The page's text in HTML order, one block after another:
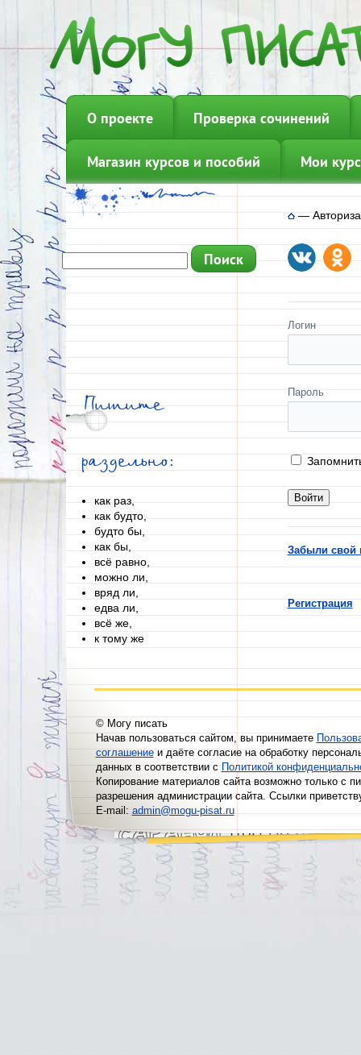
О проекте Проверка сочинений
Магазин курсов и пособий Мои
Пишите
раздельно:
как раз,
как будто,
будто бы,
как бы,
всё равно,
можно ли,
вряд ли,
едва ли,
всё же,
к тому же
—
Логин
Пароль
Забыли свой
Регистрация
© Могу писать
Начав пользоваться сайтом, вы принимаете
соглашениеи даёте согласие на обработку
данных в соответствии сПолитикой
Копирование материалов сайта возможно только с
разрешения администрации сайта. Ссылки
E-mail:admin@mogu-pisat.ru